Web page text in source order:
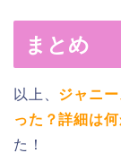
まとめ
以上、 ジャニ
った？詳細は
た！